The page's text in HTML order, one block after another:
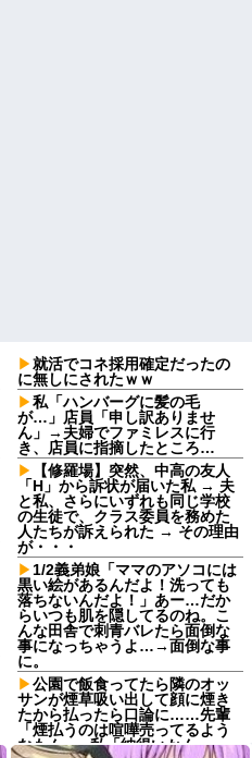
就活でコネ採用確定だったの
に無しにされたｗｗ
私「ハンバーグに髪の毛
が…」店員「申し訳ありませ
ん」→夫婦でファミレスに行
き、店員に指摘したところ…
【修羅場】突然、中高の友人
「H」から訴状が届いた私 → 夫
と私、さらにいずれも同じ学校
の生徒で、クラス委員を務めた
人たちが訴えられた → その理由
が・・・
1/2義弟娘「ママのアソコには
黒い絵があるんだよ！洗っても
落ちないんだよ！」あー…だか
らいつも肌を隠してるのね。こ
んな田舎で刺青バレたら面倒な
事になっちゃうよ…→面倒な事
に。
公園で飯食ってたら隣のオッ
サンが煙草吸い出して顔に煙き
たから払ったら口論に……先輩
「煙払うのは喧嘩売ってるよう
なもんw」私「納得いかん…」